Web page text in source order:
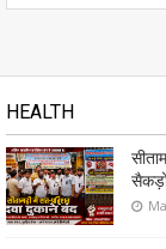
HEALTH
सैकड़ों